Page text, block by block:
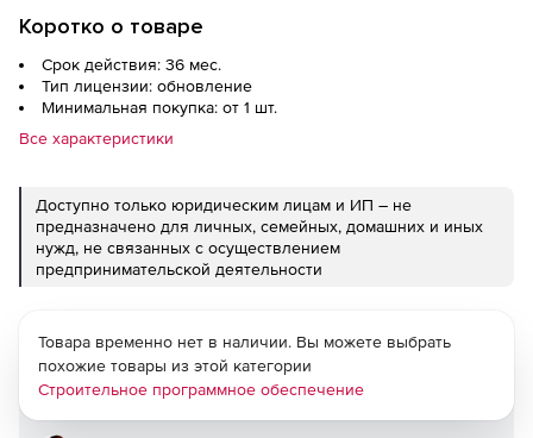
Коротко о товаре
Срок действия: 36 мес.
Тип лицензии: обновление
Минимальная покупка: от 1 шт.
Все характеристики
Доступно только юридическим лицам и ИП – не
предназначено для личных, семейных, домашних и иных
нужд, не связанных с осуществлением
предпринимательской деятельности
Товара временно нет в наличии. Вы можете выбрать
похожие товары из этой категории
Строительное программное обеспечение